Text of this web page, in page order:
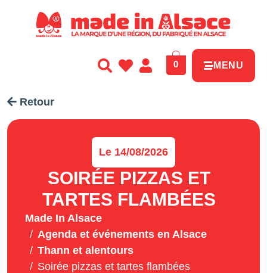
0 MENU
Retour
Le 14/08/2026
SOIRÉE PIZZAS ET
TARTES FLAMBÉES
Made In Alsace
Agenda et événements en Alsace
Thann et alentours
Soirée pizzas et tartes flambées